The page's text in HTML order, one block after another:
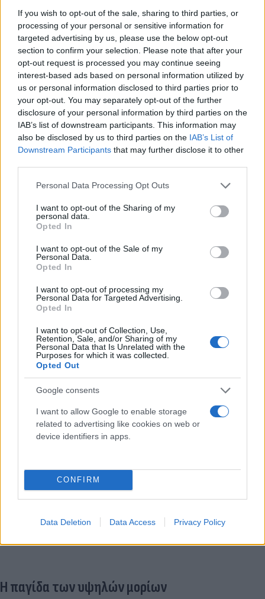
If you wish to opt-out of the sale, sharing to third parties, or
processing of your personal or sensitive information for
targeted advertising by us, please use the below opt-out
section to confirm your selection. Please note that after your
opt-out request is processed you may continue seeing
interest-based ads based on personal information utilized by
us or personal information disclosed to third parties prior to
your opt-out. You may separately opt-out of the further
disclosure of your personal information by third parties on the
IAB’s list of downstream participants. This information may
also be disclosed by us to third parties on the IAB’s List of
Downstream Participants that may further disclose it to other
Please note that this website/app uses one or more Google
not limited to your visit or usage behaviour. You may click to
grant or deny consent to Google and its third-party tags to
use your data for below specified purposes in below Google
consent section.
Personal Data Processing Opt Outs
I want to opt-out of the Sharing of my
personal data.
Opted In
I want to opt-out of the Sale of my
Personal Data.
Opted In
I want to opt-out of processing my
Personal Data for Targeted Advertising.
Opted In
I want to opt-out of Collection, Use,
Retention, Sale, and/or Sharing of my
Personal Data that Is Unrelated with the
Purposes for which it was collected.
Opted Out
Google consents
I want to allow Google to enable storage
related to advertising like cookies on web or
device identifiers in apps.
CONFIRM
Data Deletion Data Access Privacy Policy
Ένας από τους μεγαλύτερους μύθους γύρω από το
μηχανογραφικό αφορά τη σειρά προτίμησης. Όπως
εξηγεί ο Γιώργος Χατζητέγας, η πρώτη επιλογή δεν
εξασφαλίζει την εισαγωγή σε μια σχολή.
Το πρώτο και καθοριστικό κριτήριο είναι πάντοτε
τα μόρια που συγκεντρώνει ο υποψήφιος. Η σειρά
προτίμησης εξετάζεται μόνο αφού διαπιστωθεί σε
Η παγίδα των υψηλών μορίων